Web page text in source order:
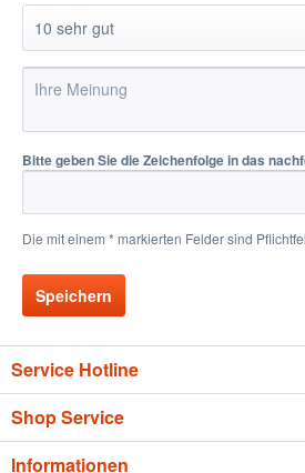
Bitte geben Sie die Zeichenfolge in das
Die mit einem * markierten Felder sind
Speichern
Service Hotline
Shop Service
Informationen